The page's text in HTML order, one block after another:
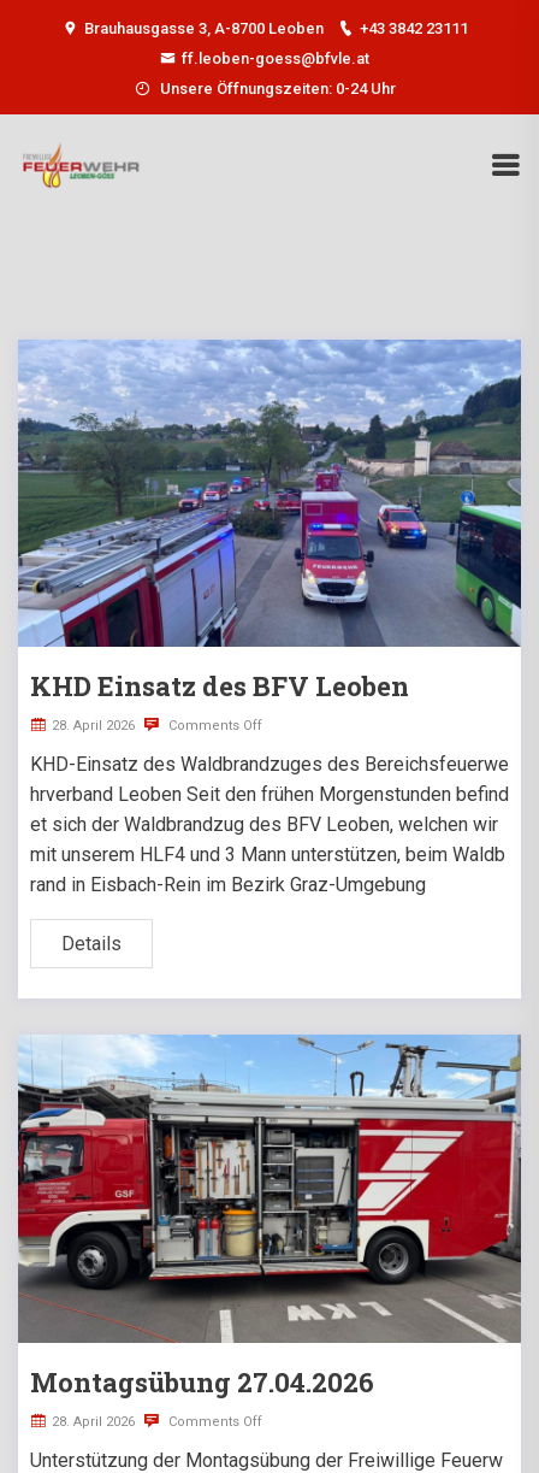
Brauhausgasse 3, A-8700 Leoben
+43 3842 23111
ff.leoben-goess@bfvle.at
Unsere Öffnungszeiten: 0-24 Uhr
KHD Einsatz des BFV Leoben
28. April 2026 Comments Off
KHD-Einsatz des Waldbrandzuges des Bereichsfeuerwe
hrverband Leoben Seit den frühen Morgenstunden befind
et sich der Waldbrandzug des BFV Leoben, welchen wir
mit unserem HLF4 und 3 Mann unterstützen, beim Waldb
rand in Eisbach-Rein im Bezirk Graz-Umgebung
Details
Montagsübung 27.04.2026
28. April 2026 Comments Off
Unterstützung der Montagsübung der Freiwillige Feuerw